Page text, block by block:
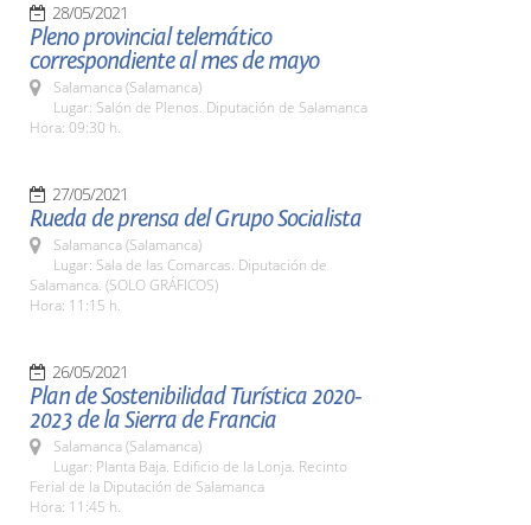
28/05/2021
Pleno provincial telemático
correspondiente al mes de mayo
Salamanca (Salamanca)
Lugar: Salón de Plenos. Diputación de Salamanca
Hora: 09:30 h.
27/05/2021
Rueda de prensa del Grupo Socialista
Salamanca (Salamanca)
Lugar: Sala de las Comarcas. Diputación de
Salamanca. (SOLO GRÁFICOS)
Hora: 11:15 h.
26/05/2021
Plan de Sostenibilidad Turística 2020-
2023 de la Sierra de Francia
Salamanca (Salamanca)
Lugar: Planta Baja. Edificio de la Lonja. Recinto
Ferial de la Diputación de Salamanca
Hora: 11:45 h.